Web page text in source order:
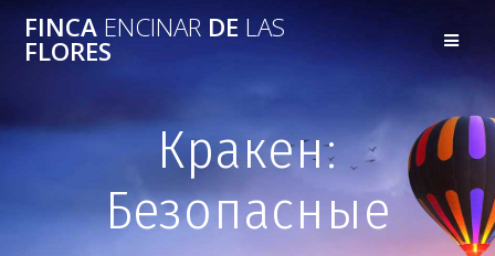
FINCAENCINAR DE LAS
FLORES
Кракен:
Безопасные